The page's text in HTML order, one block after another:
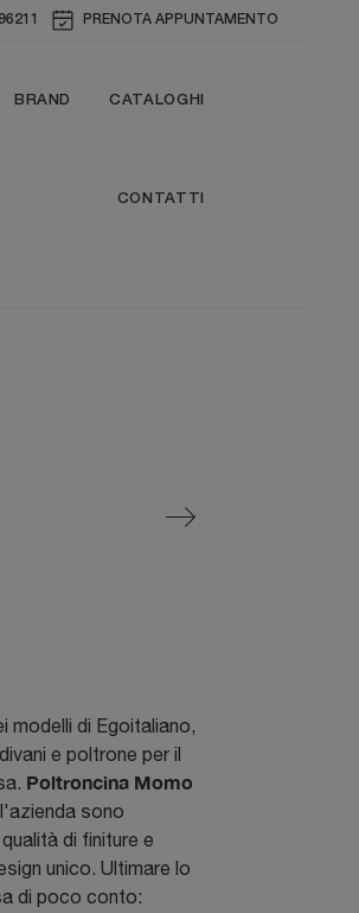
PRENOTA APPUNTAMENTO
BRAND CATALOGHI
CONTATTI
modelli di Egoitaliano,
e poltrone per il
Poltroncina Momo
sono
di finiture e
unico. Ultimare lo
di poco conto: